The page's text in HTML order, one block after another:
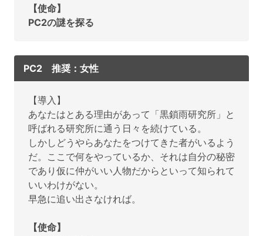
【使命】
PC2の謎を探る
PC2 推奨：女性
【導入】
あなたはとある理由があって「黒鎖雨研究所」と
呼ばれる研究所に通う日々を続けている。
しかしどうやらあなたをつけてきた者がいるよう
だ。ここで何をやっているか、それは自分の秘密
であり仮に仲がいい人物だからといって知られて
いいわけがない。
早急に追い出さなければ。
【使命】